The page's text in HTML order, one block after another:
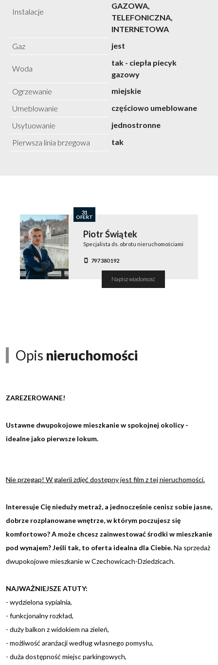
Instalacje
GAZOWA,
TELEFONICZNA,
INTERNETOWA
Gaz
jest
Woda
tak - ciepła piecyk
gazowy
Ogrzewanie
miejskie
Umeblowanie
częściowo umeblowane
Usytuowanie
jednostronne
Pierwsza linia brzegowa
tak
Piotr Świątek
Specjalista ds. obrotu nieruchomościami
797 380 192
Napisz wiadomość
31
OFERT
Opis nieruchomości
ZAREZEROWANE!
Ustawne dwupokojowe mieszkanie w spokojnej okolicy -
idealne jako pierwsze lokum.
Nie przegap! W galerii zdjęć dostępny jest film z tej nieruchomości.
Interesuje Cię nieduży metraż, a jednocześnie cenisz sobie jasne,
dobrze rozplanowane wnętrze, w którym poczujesz się
komfortowo? A może chcesz zainwestować środki w mieszkanie
pod wynajem? Jeśli tak, to oferta idealna dla Ciebie.Na sprzedaż
dwupokojowe mieszkanie w Czechowicach-Dziedzicach.
NAJWAŻNIEJSZE ATUTY:
- wydzielona sypialnia,
- funkcjonalny rozkład,
- duży balkon z widokiem na zieleń,
- możliwość aranżacji według własnego pomysłu,
- duża dostępność miejsc parkingowych,